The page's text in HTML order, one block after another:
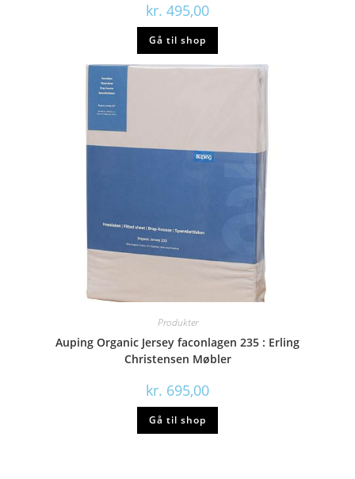
kr. 495,00
Gå til shop
Produkter
Auping Organic Jersey faconlagen 235 : Erling
Christensen Møbler
kr. 695,00
Gå til shop